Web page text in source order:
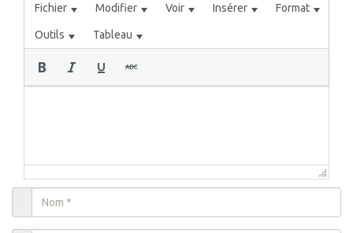
Fichier Modifier Voir Insérer Format
Outils Tableau